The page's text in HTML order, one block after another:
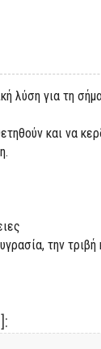
λύση για τη
και να
την τριβή